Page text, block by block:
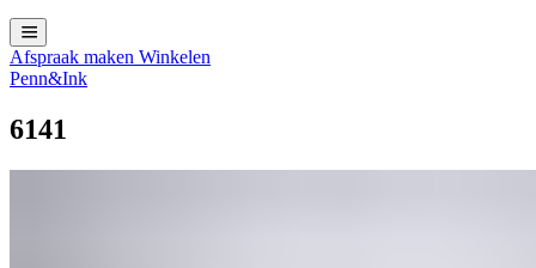
Afspraak maken Winkelen
Penn&Ink
6141